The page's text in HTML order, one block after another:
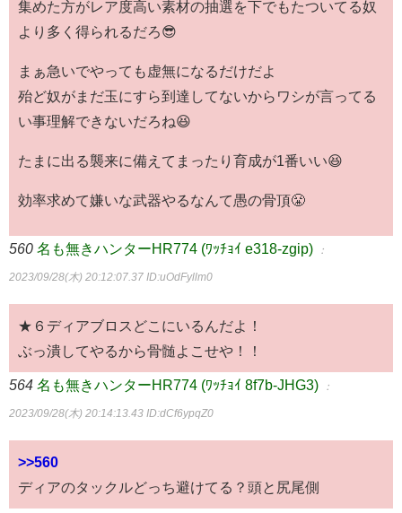
集めた方がレア度高い素材の抽選を下でもたついてる奴
より多く得られるだろ😎
まぁ急いでやっても虚無になるだけだよ
殆ど奴がまだ玉にすら到達してないからワシが言ってる
い事理解できないだろね😆
たまに出る襲来に備えてまったり育成が1番いい😆
効率求めて嫌いな武器やるなんて愚の骨頂😤
560 名も無きハンターHR774 (ﾜｯﾁｮｲ e318-zgip) ：
2023/09/28(木) 20:12:07.37 ID:uOdFyllm0
★６ディアブロスどこにいるんだよ！
ぶっ潰してやるから骨髄よこせや！！
564 名も無きハンターHR774 (ﾜｯﾁｮｲ 8f7b-JHG3) ：
2023/09/28(木) 20:14:13.43 ID:dCf6ypqZ0
>>560
ディアのタックルどっち避けてる？頭と尻尾側